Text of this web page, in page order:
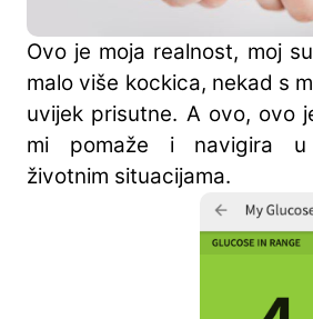
Ovo je moja realnost, moj
malo više kockica, nekad s
uvijek prisutne. A ovo, ovo
mi pomaže i navigira u
životnim situacijama.